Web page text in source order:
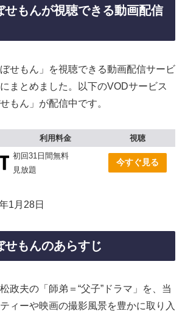
せもんが視聴できる動画配信
せもん」を視聴できる動画配信サービ
まとめました。以下のVODサービス
もん」が配信中です。
利用料金
視聴
初回31日間無料
見放題
今すぐ見る
1月28日
せもんのあらすじ
政夫の「師弟＝“父子”ドラマ」を、当
ィーや映画の撮影風景を豊かに取り入